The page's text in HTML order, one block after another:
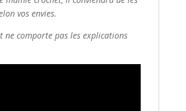
vos envies.
ne comporte pas les explications